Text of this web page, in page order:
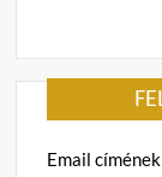
Email